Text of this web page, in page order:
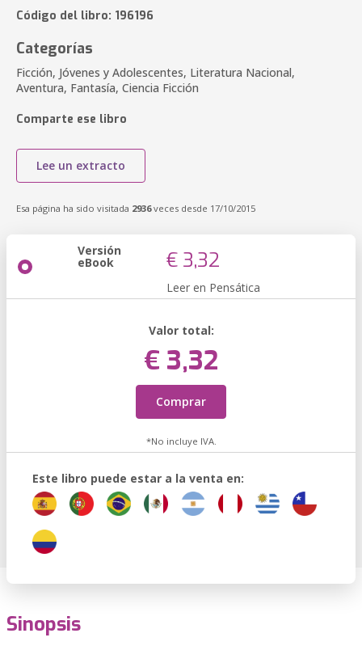
Código del libro: 196196
Categorías
Ficción, Jóvenes y Adolescentes, Literatura Nacional,
Aventura, Fantasía, Ciencia Ficción
Comparte ese libro
Lee un extracto
Esa página ha sido visitada 2936veces desde 17/10/2015
Versión
eBook € 3,32
Leer en Pensática
Valor total:
€ 3,32
Comprar
*No incluye IVA.
Este libro puede estar a la venta en:
Sinopsis